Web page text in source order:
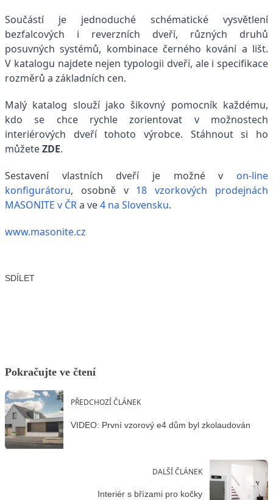
Součástí je jednoduché schématické vysvětlení
bezfalcových i reverzních dveří, různých druhů
posuvných systémů, kombinace černého kování a lišt.
V katalogu najdete nejen typologii dveří, ale i specifikace
rozměrů a základních cen.
Malý katalog slouží jako šikovný pomocník každému,
kdo se chce rychle zorientovat v možnostech
interiérových dveří tohoto výrobce. Stáhnout si ho
můžeteZDE.
Sestavení vlastních dveří je možné v on-line
konfigurátoru, osobně v 18 vzorkových prodejnách
MASONITE v ČRa ve4 na Slovensku.
www.masonite.cz
SDÍLET
Pokračujte ve čtení
PŘEDCHOZÍ ČLÁNEK
VIDEO: První vzorový e4 dům byl zkolaudován
DALŠÍ ČLÁNEK
Interiér s břízami pro kočky